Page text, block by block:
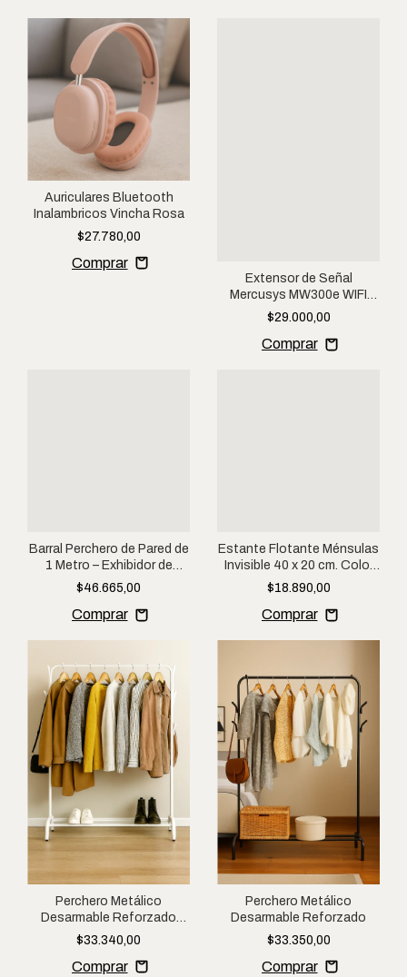
Auriculares Bluetooth
Inalambricos Vincha Rosa
$27.780,00
Extensor de Señal
Mercusys MW300e WIFI
300mbps Color Blanco
$29.000,00
Barral Perchero de Pared de
1 Metro – Exhibidor de
Hierro Reforzado
$46.665,00
Estante Flotante Ménsulas
Invisible 40 x 20 cm. Color
Negro
$18.890,00
Perchero Metálico
Desarmable Reforzado
Color Blanco
$33.340,00
Perchero Metálico
Desarmable Reforzado
$33.350,00